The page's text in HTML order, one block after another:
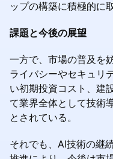
ップの構築に積極的に
課題と今後の展望
一方で、市場の普及を
ライバシーやセキュリ
い初期投資コスト、建
て業界全体として技術
とされている。
それでも、AI技術の継